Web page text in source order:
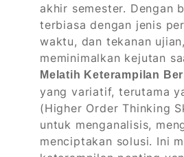
akhir semester. Dengan
terbiasa dengan jenis
waktu, dan tekanan
meminimalkan kejutan
Melatih Keterampilan
yang variatif, terutama
(Higher Order Thinking
untuk menganalisis,
menciptakan solusi. Ini